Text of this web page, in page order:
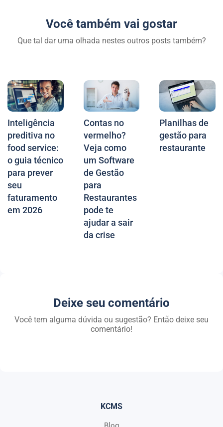
Você também vai gostar
Que tal dar uma olhada nestes outros posts também?
Inteligência
preditiva no
food service:
o guia técnico
para prever
seu
faturamento
em 2026
Contas no
vermelho?
Veja como
um Software
de Gestão
para
Restaurantes
pode te
ajudar a sair
da crise
Planilhas de
gestão para
restaurante
Deixe seu comentário
Você tem alguma dúvida ou sugestão? Então deixe seu
comentário!
KCMS